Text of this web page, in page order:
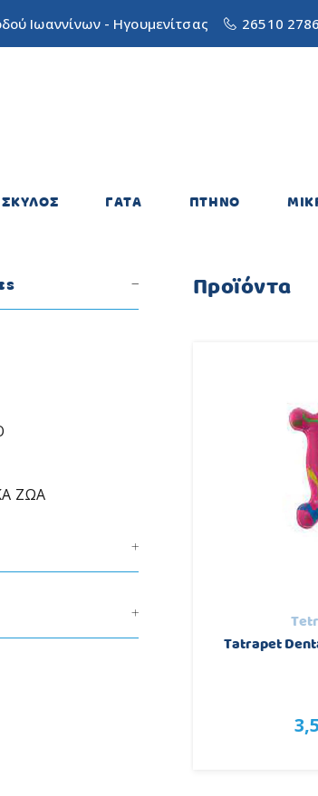
Ιωαννίνων - Ηγουμενίτσας 26510
ΣΚΥΛΟΣ ΓΑΤΑ ΠΤΗΝΟ
ΖΩΑ
Προϊόντα
Tatrapet